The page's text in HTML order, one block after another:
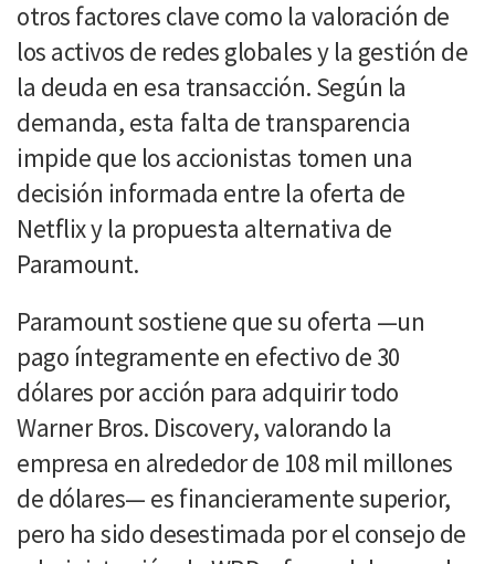
otros factores clave como la valoración de
los activos de redes globales y la gestión de
la deuda en esa transacción. Según la
demanda, esta falta de transparencia
impide que los accionistas tomen una
decisión informada entre la oferta de
Netflix y la propuesta alternativa de
Paramount.
Paramount sostiene que su oferta —un
pago íntegramente en efectivo de 30
dólares por acción para adquirir todo
Warner Bros. Discovery, valorando la
empresa en alrededor de 108 mil millones
de dólares— es financieramente superior,
pero ha sido desestimada por el consejo de